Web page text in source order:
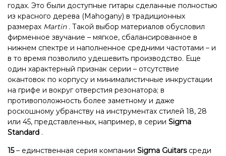
годах. Это были доступные гитары сделанные полностью
из красного дерева (Mahogany) в традиционных
размерах Martin. Такой выбор материалов обусловил
фирменное звучание – мягкое, сбалансированное в
нижнем спектре и наполненное средними частотами – и
в то время позволило удешевить производство. Еще
один характерный признак серии – отсутствие
окантовок по корпусу и минималистичные инкрустации
на грифе и вокруг отверстия резонатора; в
противоположность более заметному и даже
роскошному убранству на инструментах стилей 18, 28
или 45, представленных, например, в серии Sigma
Standard .
15– единственная серия компании Sigma Guitarsсреди